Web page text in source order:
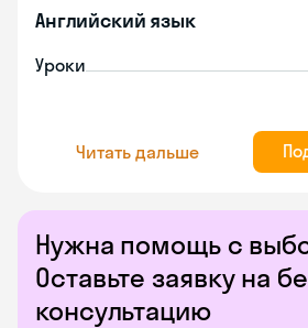
Нужна помощь с
Оставьте заявку на
консультацию
Английский язык
Уроки
Читать дальше